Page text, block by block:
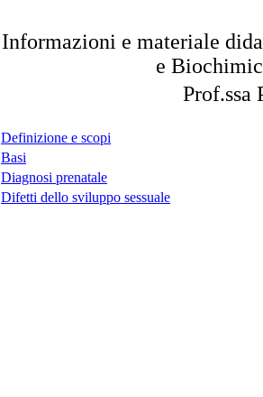
Informazioni e materiale
e
Prof.ssa
Definizione e scopi
Basi
Diagnosi prenatale
Difetti dello sviluppo sessuale